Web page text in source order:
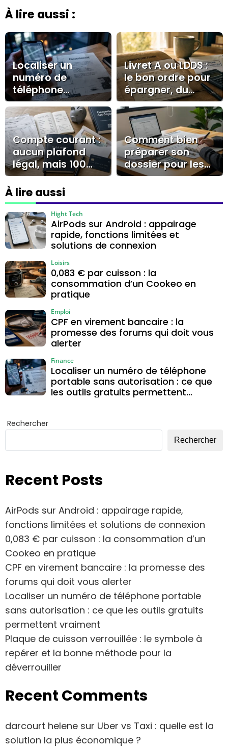
À lire aussi :
Localiser un
numéro de
téléphone
portable sans
autorisation : ce
que les outils
gratuits
permettent
vraiment
Livret A ou LDDS :
le bon ordre pour
épargner, du
plafond aux
alternatives
Compte courant :
aucun plafond
légal, mais 100
000 € à surveiller
Comment bien
préparer son
dossier pour les
prêts à la
À lire aussi
AirPods sur Android : appairage
rapide, fonctions limitées et
solutions de connexion
Hight Tech
0,083 € par cuisson : la
consommation d’un Cookeo en
pratique
Loisirs
CPF en virement bancaire : la
promesse des forums qui doit vous
alerter
Emploi
Localiser un numéro de téléphone
portable sans autorisation : ce que
les outils gratuits permettent
Finance
Rechercher
Rechercher
Recent Posts
AirPods sur Android : appairage rapide,
fonctions limitées et solutions de connexion
0,083 € par cuisson : la consommation d’un
Cookeo en pratique
CPF en virement bancaire : la promesse des
forums qui doit vous alerter
Localiser un numéro de téléphone portable
sans autorisation : ce que les outils gratuits
permettent vraiment
Plaque de cuisson verrouillée : le symbole à
repérer et la bonne méthode pour la
déverrouiller
Recent Comments
darcourt helene sur Uber vs Taxi : quelle est la
solution la plus économique ?